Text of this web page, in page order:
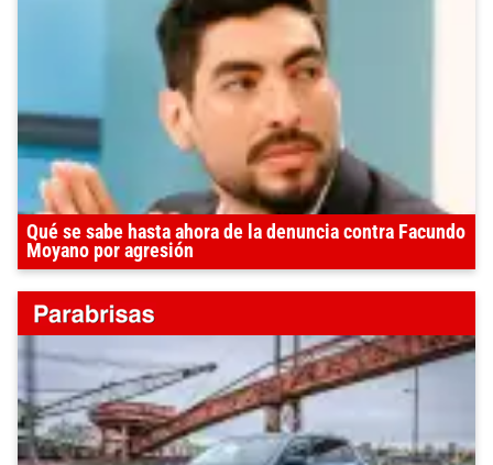
Qué se sabe hasta ahora de la denuncia contra Facundo
Moyano por agresión